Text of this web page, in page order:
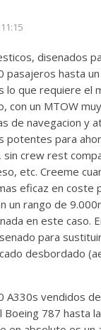
disenados
pasajeros hasta
lo que requiere el
con un MTOW
de navegacion y
potentes para
sin crew rest
etc. Creeme
eficaz en coste
un rango de
en este caso.
para
desbordado
A330s vendidos
Boeing 787 hasta